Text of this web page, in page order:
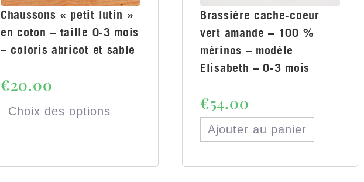
Chaussons « petit lutin »
en coton – taille 0-3 mois
– coloris abricot et sable
€20.00
Choix des options
Brassière cache-coeur
vert amande – 100 %
mérinos – modèle
Elisabeth – 0-3 mois
€54.00
Ajouter au panier